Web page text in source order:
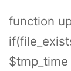
function